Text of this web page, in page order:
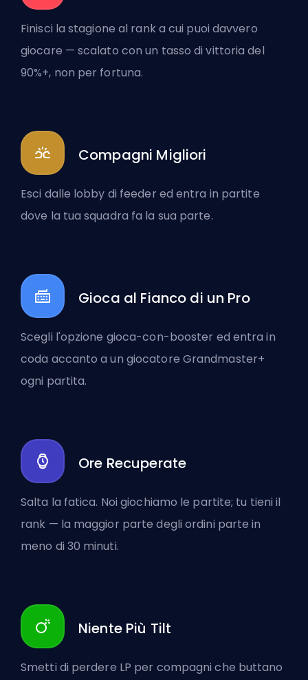
Finisci la stagione al rank a cui puoi davvero
giocare — scalato con un tasso di vittoria del
90%+, non per fortuna.
Compagni Migliori
Esci dalle lobby di feeder ed entra in partite
dove la tua squadra fa la sua parte.
Gioca al Fianco di un Pro
Scegli l'opzione gioca-con-booster ed entra in
coda accanto a un giocatore Grandmaster+
ogni partita.
Ore Recuperate
Salta la fatica. Noi giochiamo le partite; tu tieni il
rank — la maggior parte degli ordini parte in
meno di 30 minuti.
Niente Più Tilt
Smetti di perdere LP per compagni che buttano